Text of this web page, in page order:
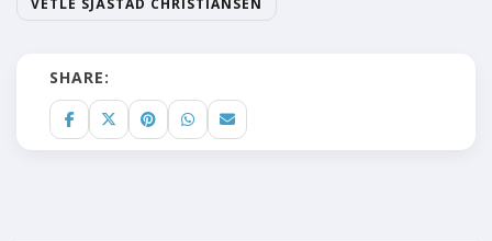
VETLE SJÅSTAD CHRISTIANSEN
SHARE: